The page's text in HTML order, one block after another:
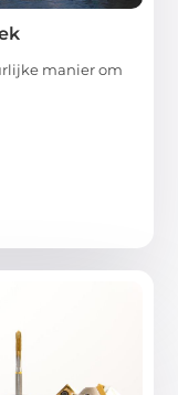
manier om